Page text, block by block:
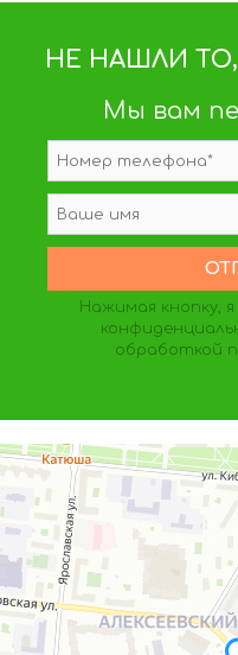
НЕ НАШЛИ
Мы вам
Нажимая кнопку,
обработкой